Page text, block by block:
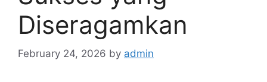
Diseragamkan
February 24, 2026 by admin